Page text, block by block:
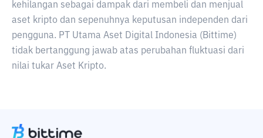
kehilangan sebagai dampak dari membeli dan menjual
aset kripto dan sepenuhnya keputusan independen dari
pengguna. PT Utama Aset Digital Indonesia (Bittime)
tidak bertanggung jawab atas perubahan fluktuasi dari
nilai tukar Aset Kripto.